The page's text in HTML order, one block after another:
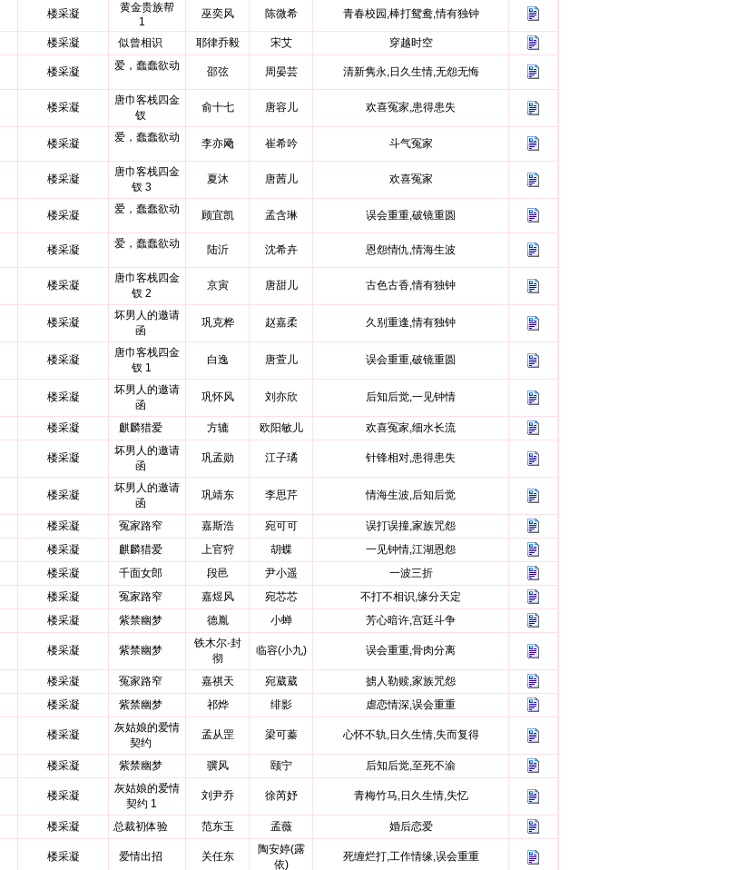
楼采凝
黄金贵族帮
1
巫奕风 陈微希 青春校园,棒打鸳鸯,情有独钟
楼采凝 似曾相识 耶律乔毅 宋艾 穿越时空
楼采凝 爱，蠢蠢欲动 邵弦 周晏芸 清新隽永,日久生情,无怨无悔
楼采凝
唐巾客栈四金
钗
俞十七 唐容儿 欢喜冤家,患得患失
楼采凝 爱，蠢蠢欲动 李亦飏 崔希吟 斗气冤家
楼采凝
唐巾客栈四金
钗 3
夏沐 唐茜儿 欢喜冤家
楼采凝 爱，蠢蠢欲动 顾宜凯 孟含琳 误会重重,破镜重圆
楼采凝 爱，蠢蠢欲动 陆沂 沈希卉 恩怨情仇,情海生波
楼采凝
唐巾客栈四金
钗 2
京寅 唐甜儿 古色古香,情有独钟
楼采凝
坏男人的邀请
函
巩克桦 赵嘉柔 久别重逢,情有独钟
楼采凝
唐巾客栈四金
钗 1
白逸 唐萱儿 误会重重,破镜重圆
楼采凝
坏男人的邀请
函
巩怀风 刘亦欣 后知后觉,一见钟情
楼采凝 麒麟猎爱 方辘 欧阳敏儿 欢喜冤家,细水长流
楼采凝
坏男人的邀请
函
巩孟勋 江子璚 针锋相对,患得患失
楼采凝
坏男人的邀请
函
巩靖东 李思芹 情海生波,后知后觉
楼采凝 冤家路窄 嘉斯浩 宛可可
误打误撞,家族咒怨
楼采凝 麒麟猎爱 上官狩 胡蝶
一见钟情,江湖恩怨
楼采凝 千面女郎 段邑 尹小遥
一波三折
楼采凝 冤家路窄 嘉煜风 宛芯芯
不打不相识,缘分天定
楼采凝 紫禁幽梦 德胤 小蝉 芳心暗许,宫廷斗争
楼采凝 紫禁幽梦
铁木尔·封
彻
临容(小九) 误会重重,骨肉分离
楼采凝 冤家路窄 嘉祺天 宛葳葳
掳人勒赎,家族咒怨
楼采凝 紫禁幽梦 祁烨 绯影 虐恋情深,误会重重
楼采凝
灰姑娘的爱情
契约
孟从罡 梁可蓁 心怀不轨,日久生情,失而复得
楼采凝 紫禁幽梦 骥风 颐宁 后知后觉,至死不渝
楼采凝
灰姑娘的爱情
契约 1
刘尹乔 徐芮妤 青梅竹马,日久生情,失忆
楼采凝 总裁初体验 范东玉 孟薇 婚后恋爱
楼采凝 爱情出招 关任东
陶安婷(露
依)
死缠烂打,工作情缘,误会重重